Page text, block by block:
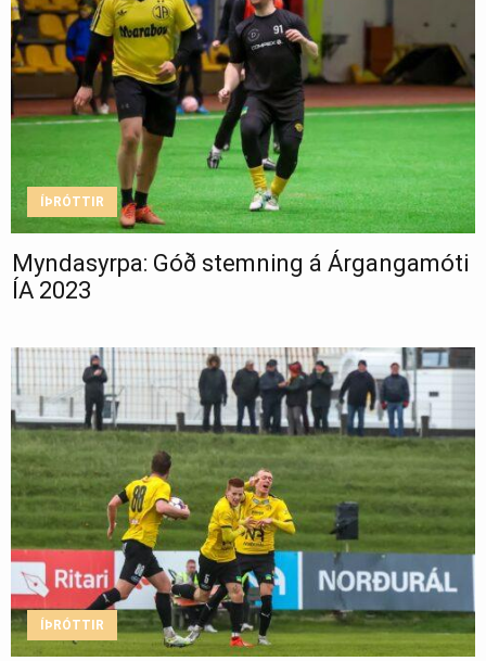
ÍÞRÓTTIR
Myndasyrpa: Góð stemning á Árgangamóti
ÍA 2023
ÍÞRÓTTIR